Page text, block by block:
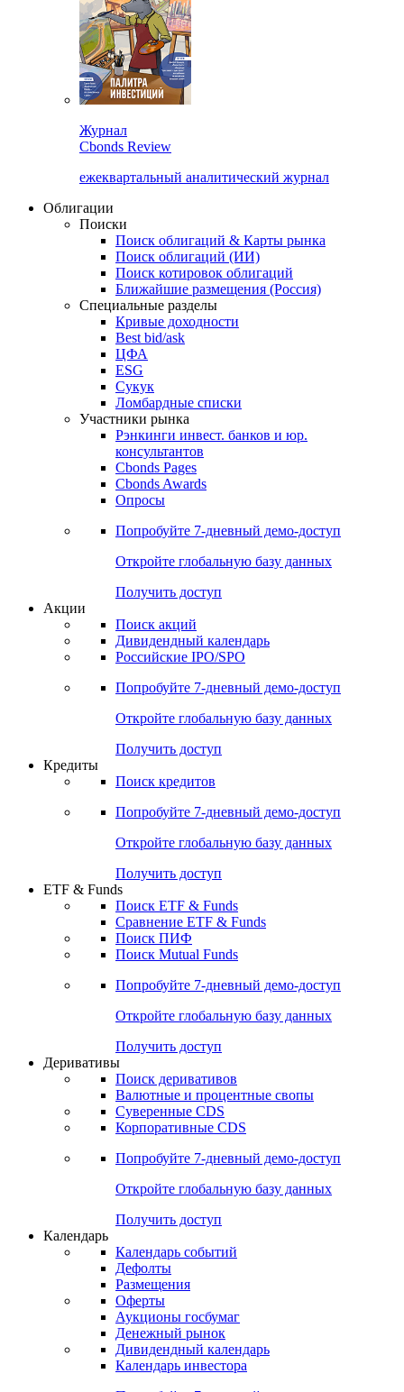
Журнал
Cbonds Review
ежеквартальный аналитический журнал
Облигации
Поиски
Поиск облигаций & Карты рынка
Поиск облигаций (ИИ)
Поиск котировок облигаций
Ближайшие размещения (Россия)
Специальные разделы
Кривые доходности
Best bid/ask
ЦФА
ESG
Сукук
Ломбардные списки
Участники рынка
Рэнкинги инвест. банков и юр.
консультантов
Cbonds Pages
Cbonds Awards
Опросы
Попробуйте 7-дневный демо-доступ
Откройте глобальную базу данных
Получить доступ
Акции
Поиск акций
Дивидендный календарь
Российские IPO/SPO
Попробуйте 7-дневный демо-доступ
Откройте глобальную базу данных
Получить доступ
Кредиты
Поиск кредитов
Попробуйте 7-дневный демо-доступ
Откройте глобальную базу данных
Получить доступ
ETF & Funds
Поиск ETF & Funds
Сравнение ETF & Funds
Поиск ПИФ
Поиск Mutual Funds
Попробуйте 7-дневный демо-доступ
Откройте глобальную базу данных
Получить доступ
Деривативы
Поиск деривативов
Валютные и процентные свопы
Суверенные CDS
Корпоративные CDS
Попробуйте 7-дневный демо-доступ
Откройте глобальную базу данных
Получить доступ
Календарь
Календарь событий
Дефолты
Размещения
Оферты
Аукционы госбумаг
Денежный рынок
Дивидендный календарь
Календарь инвестора